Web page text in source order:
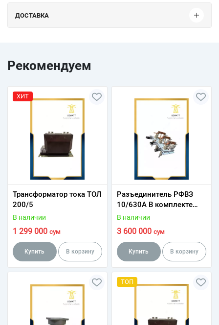
ДОСТАВКА
Рекомендуем
ХИТ
Трансформатор тока ТОЛ
200/5
В наличии
1 299 000 сум
Купить В корзину
Разъединитель РФВЗ
10/630А В комплекте
привод ПР - 10
В наличии
3 600 000 сум
Купить В корзину
ТОП